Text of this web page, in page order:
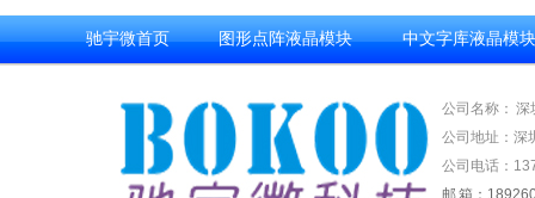
驰宇微首页 图形点阵液晶模块 中文字库液晶模块
公司名称：
公司地址：深
公司电话：
邮 箱：